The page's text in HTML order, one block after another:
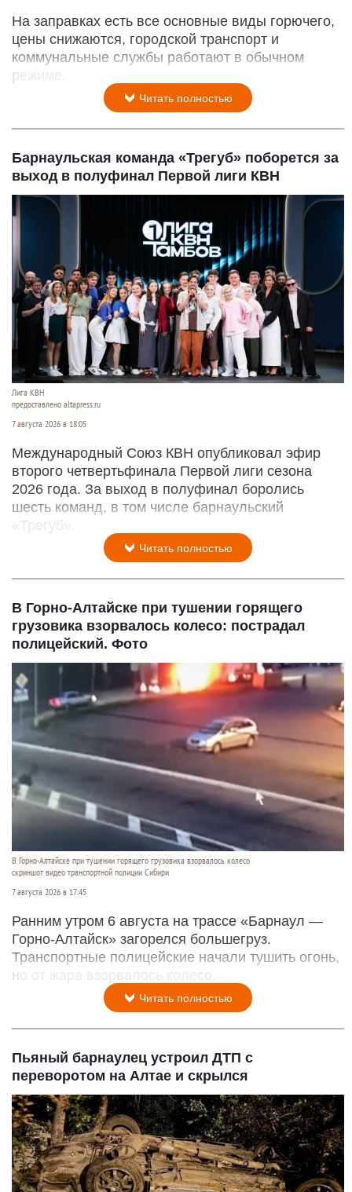
На заправках есть все основные виды горючего,
цены снижаются, городской транспорт и
коммунальные службы работают в обычном
режиме.
Читать полностью
Барнаульская команда «Трегуб» поборется за
выход в полуфинал Первой лиги КВН
Лига КВН
предоставлено altapress.ru
7 августа 2026 в 18:05
Международный Союз КВН опубликовал эфир
второго четвертьфинала Первой лиги сезона
2026 года. За выход в полуфинал боролись
шесть команд, в том числе барнаульский
«Трегуб».
Читать полностью
В Горно-Алтайске при тушении горящего
грузовика взорвалось колесо: пострадал
полицейский. Фото
В Горно-Алтайске при тушении горящего грузовика взорвалось колесо
скриншот видео транспортной полиции Сибири
7 августа 2026 в 17:45
Ранним утром 6 августа на трассе «Барнаул —
Горно-Алтайск» загорелся большегруз.
Транспортные полицейские начали тушить огонь,
но от жара взорвалось колесо.
Читать полностью
Пьяный барнаулец устроил ДТП с
переворотом на Алтае и скрылся